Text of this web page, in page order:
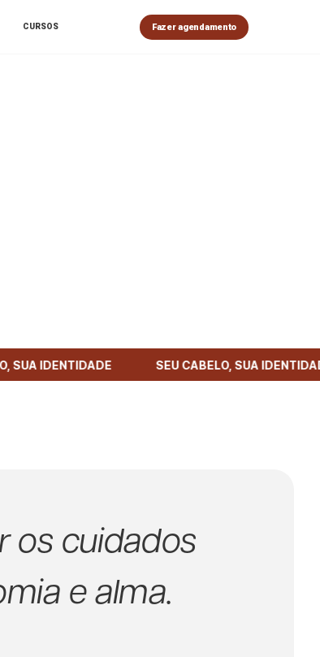
CURSOS Fazer agendamento
IDENTIDADE SEU CABELO, SUA IDENTIDADE
os cuidados
e alma.